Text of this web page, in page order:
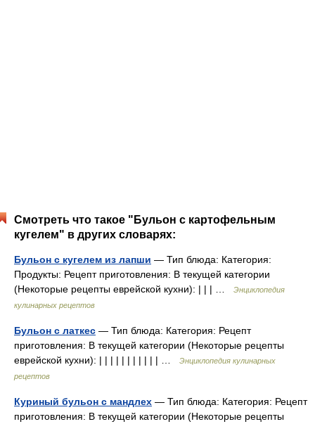
Смотреть что такое "Бульон с картофельным
кугелем" в других словарях:
Бульон с кугелем из лапши — Тип блюда: Категория:
Продукты: Рецепт приготовления: В текущей категории
(Некоторые рецепты еврейской кухни): | | | …
Энциклопедия
кулинарных рецептов
Бульон с латкес — Тип блюда: Категория: Рецепт
приготовления: В текущей категории (Некоторые рецепты
еврейской кухни): | | | | | | | | | | | …
Энциклопедия кулинарных
рецептов
Куриный бульон с мандлех — Тип блюда: Категория: Рецепт
приготовления: В текущей категории (Некоторые рецепты